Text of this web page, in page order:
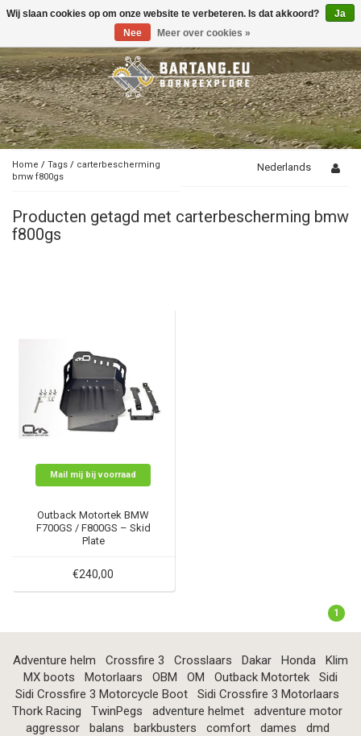
Toggle
Home / Tags / carterbescherming
bmw f800gs
Nederlands
Producten getagd met carterbescherming bmw
f800gs
Mail mij bij voorraad
Outback Motortek BMW
F700GS / F800GS – Skid
Plate
€240,00
1
Adventure helm Crossfire 3 Crosslaars Dakar Honda
Klim
MX boots
Motorlaars OBM OM Outback Motortek
Sidi
Sidi Crossfire 3 Motorcycle Boot
Sidi Crossfire 3 Motorlaars
Thork Racing
TwinPegs adventure helmet
adventure motor
aggressor
balans barkbusters comfort dames
dmd
Wij slaan cookies op om onze website te verbeteren. Is dat akkoord?
Ja
Nee
Meer over cookies »